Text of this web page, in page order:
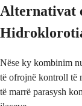
Alternativat
Nëse ky kombinim
të ofrojnë kontroll të
të marrë parasysh